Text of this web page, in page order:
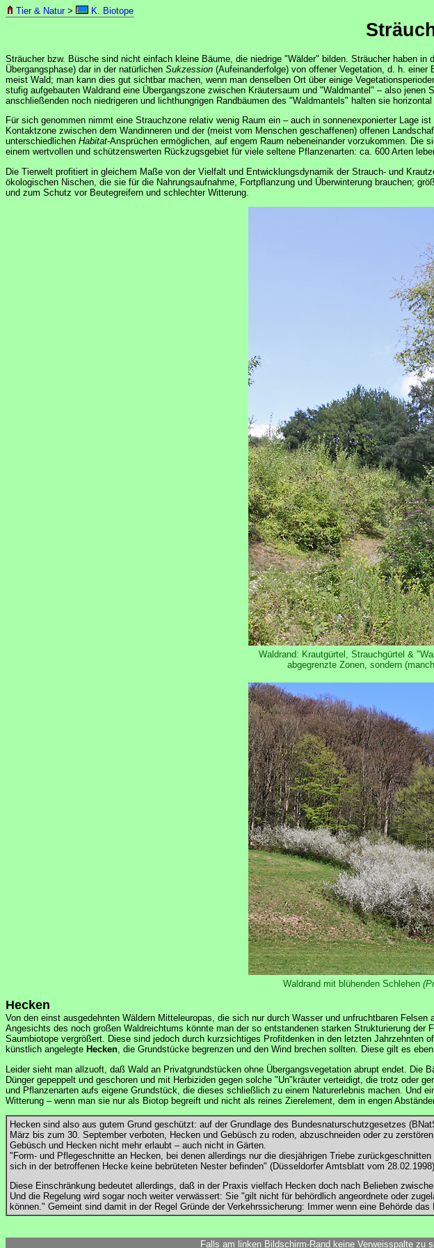
Tier & Natur> K. Biotope
Sträucher bzw. Büsche sind nicht einfach kleine Bäume, die niedrige "Wälder" bilden. Sträucher haben
Übergangsphase) dar in der natürlichen Sukzession (Aufeinanderfolge) von offener Vegetation, d. h.
meist Wald; man kann dies gut sichtbar machen, wenn man denselben Ort über einige
stufig aufgebauten Waldrand eine Übergangszone zwischen Kräutersaum und "Waldmantel" – also
anschließenden noch niedrigeren und lichthungrigen Randbäumen des "Waldmantels" halten sie
Für sich genommen nimmt eine Strauchzone relativ wenig Raum ein – auch in sonnenexponierter Lage
Kontaktzone zwischen dem Wandinneren und der (meist vom Menschen geschaffenen) offenen
unterschiedlichen Habitat-Ansprüchen ermöglichen, auf engem Raum nebeneinander vorzukommen. Die
einem wertvollen und schützenswerten Rückzugsgebiet für viele seltene Pflanzenarten: ca. 600 Arten
Die Tierwelt profitiert in gleichem Maße von der Vielfalt und Entwicklungsdynamik der Strauch- und
ökologischen Nischen, die sie für die Nahrungsaufnahme, Fortpflanzung und Überwinterung brauchen;
und zum Schutz vor Beutegreifern und schlechter Witterung.
Waldrand: Krautgürtel, Strauchgürtel &
abgegrenzte Zonen, sondern
Waldrand mit blühenden Schlehen
Hecken
Von den einst ausgedehnten Wäldern Mitteleuropas, die sich nur durch Wasser und unfruchtbaren
Angesichts des noch großen Waldreichtums könnte man der so entstandenen starken Strukturierung
Saumbiotope vergrößert. Diese sind jedoch durch kurzsichtiges Profitdenken in den letzten
künstlich angelegte Hecken, die Grundstücke begrenzen und den Wind brechen sollten. Diese gilt es
Leider sieht man allzuoft, daß Wald an Privatgrundstücken ohne Übergangsvegetation abrupt endet.
Dünger gepeppelt und geschoren und mit Herbiziden gegen solche "Un"kräuter verteidigt, die trotz oder
und Pflanzenarten aufs eigene Grundstück, die dieses schließlich zu einem Naturerlebnis machen. Und
Witterung – wenn man sie nur als Biotop begreift und nicht als reines Zierelement, dem in engen
Hecken sind also aus gutem Grund geschützt: auf der Grundlage des Bundesnaturschutzgesetzes
März bis zum 30. September verboten, Hecken und Gebüsch zu roden, abzuschneiden oder zu
Gebüsch und Hecken nicht mehr erlaubt – auch nicht in Gärten.
"Form- und Pflegeschnitte an Hecken, bei denen allerdings nur die diesjährigen Triebe
sich in der betroffenen Hecke keine bebrüteten Nester befinden" (Düsseldorfer Amtsblatt vom 28.02.1998).
Diese Einschränkung bedeutet allerdings, daß in der Praxis vielfach Hecken doch nach Belieben
Und die Regelung wird sogar noch weiter verwässert: Sie "gilt nicht für behördlich angeordnete oder
können." Gemeint sind damit in der Regel Gründe der Verkehrssicherung: Immer wenn eine Behörde
Falls am linken Bildschirm-Rand keine Verweisspalte zu